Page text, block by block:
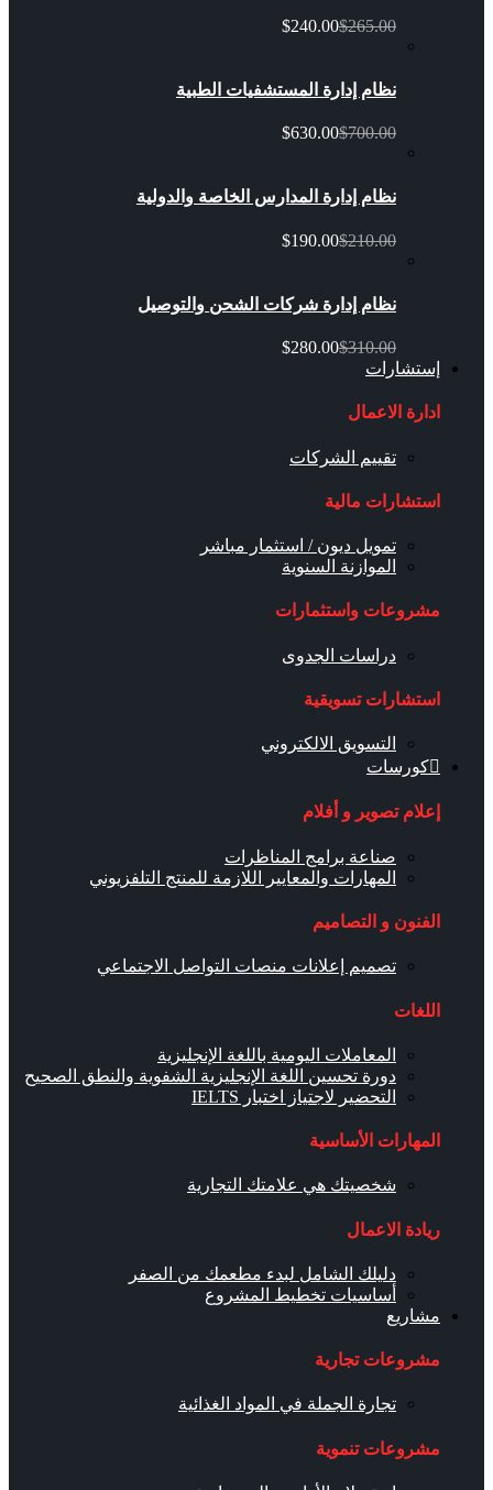
$240.00$265.00
نظام إدارة المستشفيات الطبية
$630.00$700.00
نظام إدارة المدارس الخاصة والدولية
$190.00$210.00
نظام إدارة شركات الشحن والتوصيل
$280.00$310.00
إستشارات
ادارة الاعمال
تقييم الشركات
استشارات مالية
تمويل ديون / استثمار مباشر
الموازنة السنوية
مشروعات واستثمارات
دراسات الجدوى
استشارات تسويقية
التسويق الالكتروني
كورسات
إعلام تصوير و أفلام
صناعة برامج المناظرات
المهارات والمعايير اللازمة للمنتج التلفزيوني
الفنون و التصاميم
تصميم إعلانات منصات التواصل الاجتماعي
اللغات
المعاملات اليومية باللغة الإنجليزية
دورة تحسين اللغة الإنجليزية الشفوية والنطق الصحيح
التحضير لاجتياز اختبار IELTS
المهارات الأساسية
شخصيتك هي علامتك التجارية
ريادة الاعمال
دليلك الشامل لبدء مطعمك من الصفر
أساسيات تخطيط المشروع
مشاريع
مشروعات تجارية
تجارة الجملة في المواد الغذائية
مشروعات تنموية